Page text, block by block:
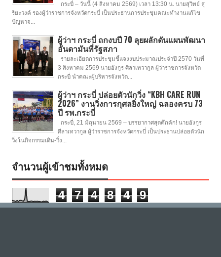
กระบี่ – วันนี้ (4 สิงหาคม 2569) เวลา 13:30 น. นายสุวิทย์ สุ
ริยะวงค์ รองผู้ว่าราชการจังหวัดกระบี่ เป็นประธานการประชุมคณะทำงานแก้ไข
ปัญหาจ...
ผู้ว่าฯ กระบี่ ถกงบปี 70 ลุยผลักดันแผนพัฒนา
อันดามันที่รัฐสภา
รายละเอียดการประชุมชี้แจงงบประมาณประจำปี 2570 วันที่
3 สิงหาคม 2569 นายอังกูร ศีลาเทวากูล ผู้ว่าราชการจังหวัด
กระบี่ นำคณะผู้บริหารจังหวัด...
ผู้ว่าฯ กระบี่ ปล่อยตัวนักวิ่ง “KBH CARE RUN
2026” งานวิ่งการกุศลยิ่งใหญ่ ฉลองครบ 73
ปี รพ.กระบี่
กระบี่, 21 มิถุนายน 2569 – บรรยากาศสุดคึกคัก! นายอังกูร
ศีลาเทวากูล ผู้ว่าราชการจังหวัดกระบี่ เป็นประธานปล่อยตัวนัก
วิ่งในกิจกรรมเดิน-วิ่ง...
จำนวนผู้เข้าชมทั้งหมด
4 7 4 8 4 9